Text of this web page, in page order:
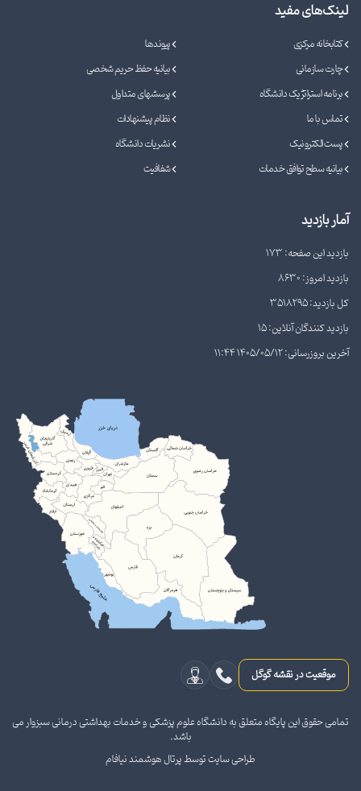
لینک‌های مفید
کتابخانه مرکزی
پیوندها
چارت سازمانی
بیانیه حفظ حریم شخصی
برنامه استراتژیک دانشگاه
پرسشهای متداول
تماس با ما
نظام پیشنهادات
پست الکترونیک
نشریات دانشگاه
بیانیه سطح توافق خدمات
شفافیت
آمار بازدید
بازدید این صفحه: 173
بازدید امروز: 8630
کل بازدید: 3518295
بازدید کنندگان آنلاین: 15
آخرین بروزرسانی: 1405/05/12 11:44
موقعیت در نقشه گوگل
تمامی حقوق این پایگاه متعلق به دانشگاه علوم پزشکی و خدمات بهداشتی درمانی سبزوار می
باشد.
طراحی سایت توسط پرتال هوشمند نیافام